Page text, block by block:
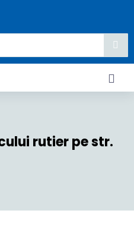
rutier pe str.